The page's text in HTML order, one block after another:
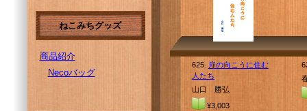
ねこみちグッズ
商品紹介
Necoバッグ
625.
扉の向こうに住む
人たち
山口 勝弘
¥3,003